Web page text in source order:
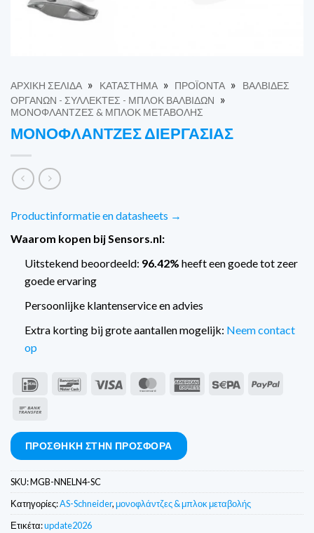
ΑΡΧΙΚΉ ΣΕΛΊΔΑ » ΚΑΤΆΣΤΗΜΑ » ΠΡΟΪΌΝΤΑ »
ΒΑΛΒΊΔΕΣ
ΟΡΓΆΝΩΝ - ΣΥΛΛΈΚΤΕΣ - ΜΠΛΟΚ ΒΑΛΒΊΔΩΝ
»
ΜΟΝΟΦΛΆΝΤΖΕΣ & ΜΠΛΟΚ ΜΕΤΑΒΟΛΉΣ
ΜΟΝΟΦΛΆΝΤΖΕΣ ΔΙΕΡΓΑΣΊΑΣ
Productinformatie en datasheets →
Waarom kopen bij Sensors.nl:
Uitstekend beoordeeld: 96.42% heeft een goede tot zeer
goede ervaring
Persoonlijke klantenservice en advies
Extra korting bij grote aantallen mogelijk: Neem contact
op
IDeal BancontactVisa MasterCardAmerican Sepa
PayPal
ΠΡΟΣΘΉΚΗ ΣΤΗΝ ΠΡΟΣΦΟΡΆ
SKU:MGB-NNELN4-SC
Κατηγορίες:AS-Schneider,μονοφλάντζες & μπλοκ μεταβολής
Ετικέτα:update2026